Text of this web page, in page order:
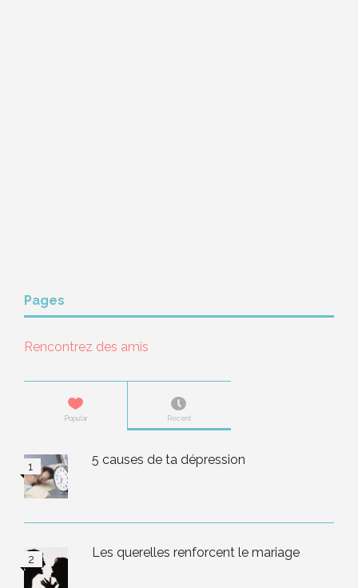
Pages
Rencontrez des amis
Popular Recent
5 causes de ta dépression
Les querelles renforcent le mariage